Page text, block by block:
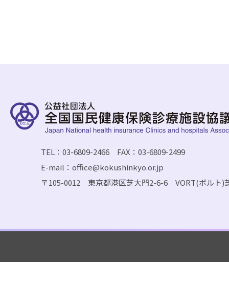
TEL：03-6809-2466 FAX：03-6809-2499
E-mail：office@kokushinkyo.or.jp
〒105-0012 東京都港区芝大門2-6-6 VORT(ボルト)